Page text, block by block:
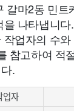
갈마2동 민트
나타냅니
업자의 수
참고하여 적
.
업자